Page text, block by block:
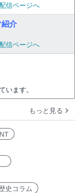
信ページへ
介
信ページへ
います。
もっと見る
史コラム